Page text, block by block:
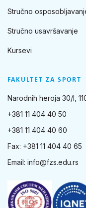
FAKULTET ZA SPORT
Narodnih heroja 30/I,
+381 11 404 40 50
+381 11 404 40 60
Fax: +381 11 404 40 65
Email: info@fzs.edu.rs
Stručno
Stručno usavršavanje
Kursevi